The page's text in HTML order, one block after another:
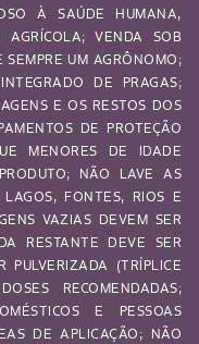
À SAÚDE HUMANA,
VENDA SOB
SEMPRE UM AGRÔNOMO;
DE PRAGAS;
E OS RESTOS DOS
DE PROTEÇÃO
MENORES DE IDADE
NÃO LAVE AS
LAGOS, FONTES, RIOS E
VAZIAS DEVEM SER
RESTANTE DEVE SER
PULVERIZADA (TRÍPLICE
RECOMENDADAS;
E PESSOAS
DE APLICAÇÃO; NÃO